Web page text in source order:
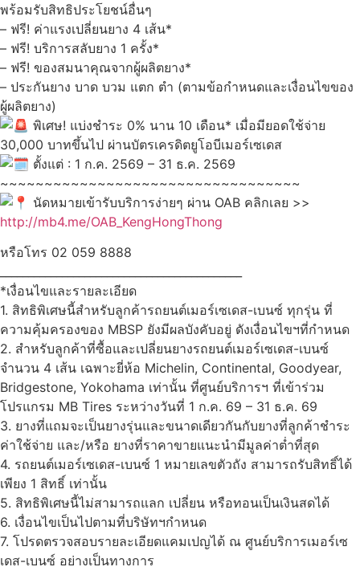
พร้อมรับสิทธิประโยชน์อื่นๆ
– ฟรี! ค่าแรงเปลี่ยนยาง 4 เส้น*
– ฟรี! บริการสลับยาง 1 ครั้ง*
– ฟรี! ของสมนาคุณจากผู้ผลิตยาง*
– ประกันยาง บาด บวม แตก ตำ (ตามข้อกำหนดและเงื่อนไขของ
ผู้ผลิตยาง)
พิเศษ! แบ่งชำระ 0% นาน 10 เดือน* เมื่อมียอดใช้จ่าย
30,000 บาทขึ้นไป ผ่านบัตรเครดิตยูโอบีเมอร์เซเดส
ตั้งแต่ : 1 ก.ค. 2569 – 31 ธ.ค. 2569
~~~~~~~~~~~~~~~~~~~~~~~~~~~~~~~~~~
นัดหมายเข้ารับบริการง่ายๆ ผ่าน OAB คลิกเลย >>
http://mb4.me/OAB_KengHongThong
หรือโทร 02 059 8888
*เงื่อนไขและรายละเอียด
1. สิทธิพิเศษนี้สำหรับลูกค้ารถยนต์เมอร์เซเดส-เบนซ์ ทุกรุ่น ที่
ความคุ้มครองของ MBSP ยังมีผลบังคับอยู่ ดังเงื่อนไขฯที่กำหนด
2. สำหรับลูกค้าที่ซื้อและเปลี่ยนยางรถยนต์เมอร์เซเดส-เบนซ์
จำนวน 4 เส้น เฉพาะยี่ห้อ Michelin, Continental, Goodyear,
Bridgestone, Yokohama เท่านั้น ที่ศูนย์บริการฯ ที่เข้าร่วม
โปรแกรม MB Tires ระหว่างวันที่ 1 ก.ค. 69 – 31 ธ.ค. 69
3. ยางที่แถมจะเป็นยางรุ่นและขนาดเดียวกันกับยางที่ลูกค้าชำระ
ค่าใช้จ่าย และ/หรือ ยางที่ราคาขายแนะนำมีมูลค่าต่ำที่สุด
4. รถยนต์เมอร์เซเดส-เบนซ์ 1 หมายเลขตัวถัง สามารถรับสิทธิ์ได้
เพียง 1 สิทธิ์ เท่านั้น
5. สิทธิพิเศษนี้ไม่สามารถแลก เปลี่ยน หรือทอนเป็นเงินสดได้
6. เงื่อนไขเป็นไปตามที่บริษัทฯกำหนด
7. โปรดตรวจสอบรายละเอียดแคมเปญได้ ณ ศูนย์บริการเมอร์เซ
เดส-เบนซ์ อย่างเป็นทางการ